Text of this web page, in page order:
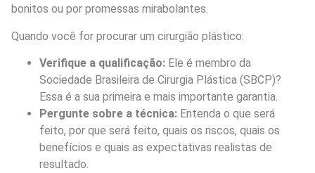
bonitos ou por promessas mirabolantes.
Quando você for procurar um cirurgião plástico:
Verifique a qualificação: Ele é membro da
Sociedade Brasileira de Cirurgia Plástica (SBCP)?
Essa é a sua primeira e mais importante garantia.
Pergunte sobre a técnica: Entenda o que será
feito, por que será feito, quais os riscos, quais os
benefícios e quais as expectativas realistas de
resultado.